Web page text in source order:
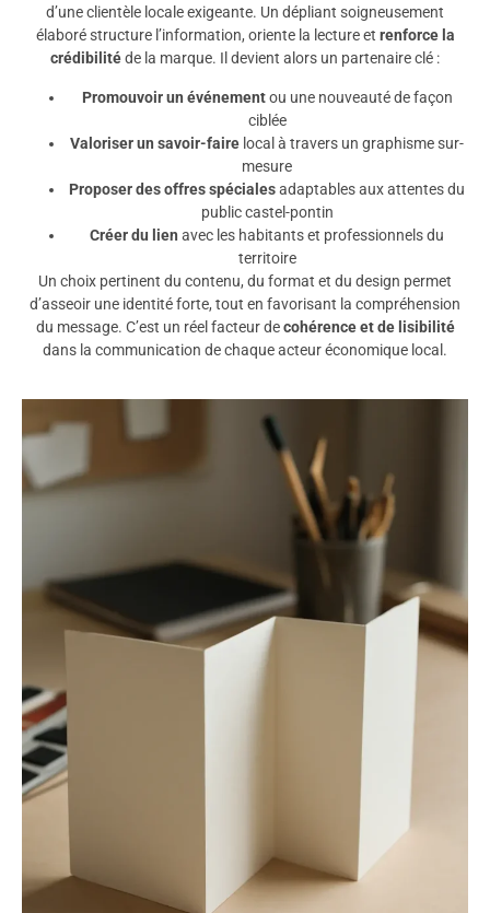
d’une clientèle locale exigeante. Un dépliant soigneusement
élaboré structure l’information, oriente la lecture et renforce la
crédibilitéde la marque. Il devient alors un partenaire clé :
Promouvoir un événementou une nouveauté de façon
ciblée
Valoriser un savoir-faire local à travers un graphisme sur-
mesure
Proposer des offres spécialesadaptables aux attentes du
public castel-pontin
Créer du lien avec les habitants et professionnels du
territoire
Un choix pertinent du contenu, du format et du design permet
d’asseoir une identité forte, tout en favorisant la compréhension
du message. C’est un réel facteur decohérence et de lisibilité
dans la communication de chaque acteur économique local.